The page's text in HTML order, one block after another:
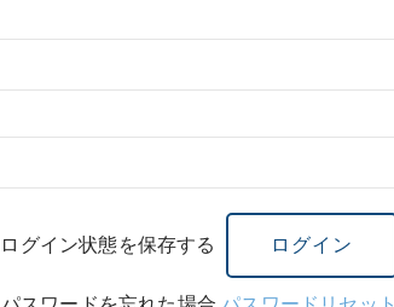
ログイン状態を保存する